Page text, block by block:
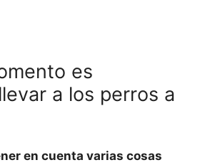
es
a los perros a
en cuenta varias cosas